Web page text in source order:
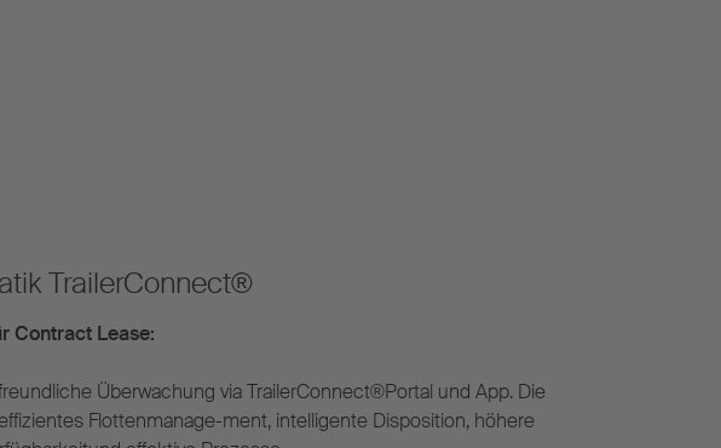
TrailerConnect®
Contract Lease:
Überwachung via TrailerConnect®Portal und App. Die
Flottenmanage-ment, intelligente Disposition, höhere